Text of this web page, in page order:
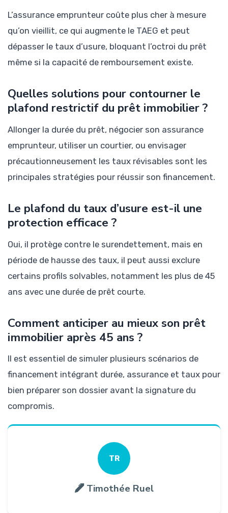
L’assurance emprunteur coûte plus cher à mesure
qu’on vieillit, ce qui augmente le TAEG et peut
dépasser le taux d’usure, bloquant l’octroi du prêt
même si la capacité de remboursement existe.
Quelles solutions pour contourner le
plafond restrictif du prêt immobilier ?
Allonger la durée du prêt, négocier son assurance
emprunteur, utiliser un courtier, ou envisager
précautionneusement les taux révisables sont les
principales stratégies pour réussir son financement.
Le plafond du taux d’usure est-il une
protection efficace ?
Oui, il protège contre le surendettement, mais en
période de hausse des taux, il peut aussi exclure
certains profils solvables, notamment les plus de 45
ans avec une durée de prêt courte.
Comment anticiper au mieux son prêt
immobilier après 45 ans ?
Il est essentiel de simuler plusieurs scénarios de
financement intégrant durée, assurance et taux pour
bien préparer son dossier avant la signature du
compromis.
TR
Timothée Ruel